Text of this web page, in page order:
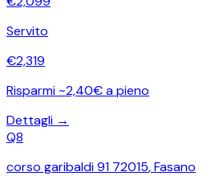
Servito
€2,319
Risparmi ~2,40€ a pieno
Dettagli →
Q8
corso garibaldi 91 72015,Fasano